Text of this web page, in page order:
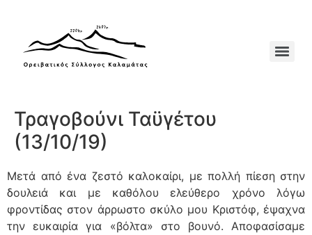
Τραγοβούνι Ταϋγέτου
(13/10/19)
Μετά από ένα ζεστό καλοκαίρι, με πολλή πίεση στην
δουλειά και με καθόλου ελεύθερο χρόνο λόγω
φροντίδας στον άρρωστο σκύλο μου Κριστόφ, έψαχνα
την ευκαιρία για «βόλτα» στο βουνό. Αποφασίσαμε